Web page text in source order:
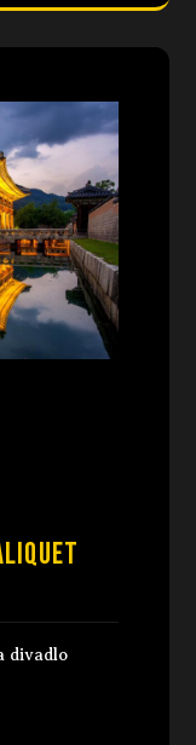
divadlo